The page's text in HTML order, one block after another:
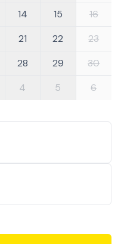
14 15
16
21 22
23
28 29
30
4 5 6